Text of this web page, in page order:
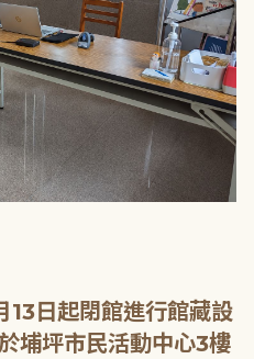
13日起閉館進行館藏設
埔坪市民活動中心3樓